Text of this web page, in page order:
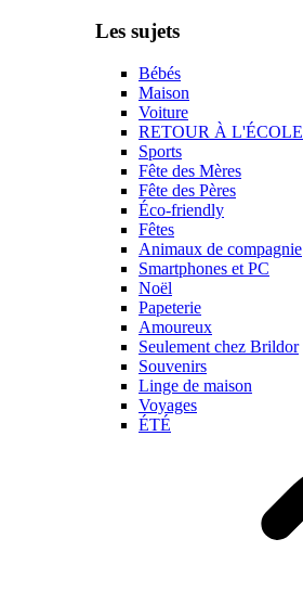
Les sujets
Bébés
Maison
Voiture
RETOUR À L'ÉCOLE
Sports
Fête des Mères
Fête des Pères
Éco-friendly
Fêtes
Animaux de compagnie
Smartphones et PC
Noël
Papeterie
Amoureux
Seulement chez Brildor
Souvenirs
Linge de maison
Voyages
ÉTÉ